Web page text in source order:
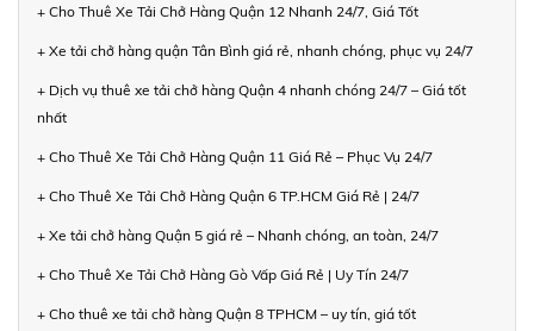
+ Cho Thuê Xe Tải Chở Hàng Quận 12 Nhanh 24/7, Giá Tốt
+ Xe tải chở hàng quận Tân Bình giá rẻ, nhanh chóng, phục vụ 24/7
+ Dịch vụ thuê xe tải chở hàng Quận 4 nhanh chóng 24/7 – Giá tốt
nhất
+ Cho Thuê Xe Tải Chở Hàng Quận 11 Giá Rẻ – Phục Vụ 24/7
+ Cho Thuê Xe Tải Chở Hàng Quận 6 TP.HCM Giá Rẻ | 24/7
+ Xe tải chở hàng Quận 5 giá rẻ – Nhanh chóng, an toàn, 24/7
+ Cho Thuê Xe Tải Chở Hàng Gò Vấp Giá Rẻ | Uy Tín 24/7
+ Cho thuê xe tải chở hàng Quận 8 TPHCM – uy tín, giá tốt